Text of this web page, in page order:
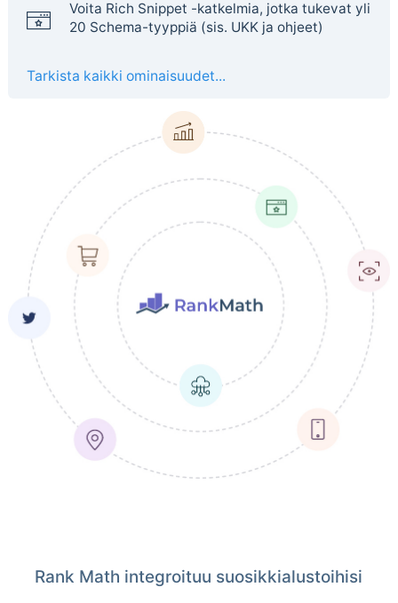
Voita Rich Snippet -katkelmia, jotka tukevat yli
20 Schema-tyyppiä (sis. UKK ja ohjeet)
Tarkista kaikki ominaisuudet...
Rank Math integroituu suosikkialustoihisi